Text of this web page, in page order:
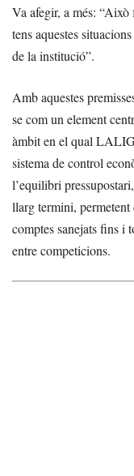
Va afegir, a més:
tens aquestes
de la institució”.
Amb aquestes
se com un element
àmbit en el qual
sistema de control
l’equilibri
llarg termini,
comptes sanejats fins i
entre competicions.